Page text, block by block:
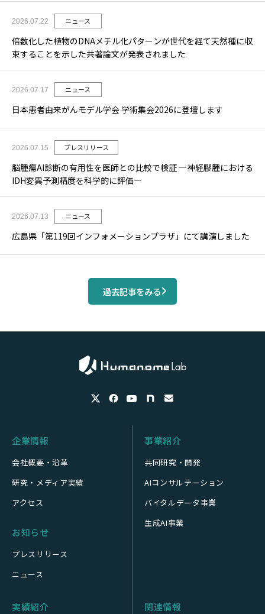
2026.07.22 ニュース
倍数化した植物のDNAメチル化パターンが世代を経て天然種に収
束することを示した共著論文が発表されました
2026.07.17 ニュース
日本患者由来がんモデル学会 学術集会2026に登壇します
2026.07.15 プレスリリース
脳腫瘍AI診断の有用性を医師との比較で検証 ―神経膠腫における
IDH変異予測精度を科学的に評価―
2026.07.13 ニュース
広島県「第119回インフォメーションプラザ」にて講演しました
過去記事をみる
企業情報
会社概要・沿革
研究・メディア実績
アクセス
お知らせ
プレスリリース
ニュース
事業紹介
共同研究・開発
AIコンサルテーション
バイタルデータ事業
生成AI事業
実績紹介 関連情報